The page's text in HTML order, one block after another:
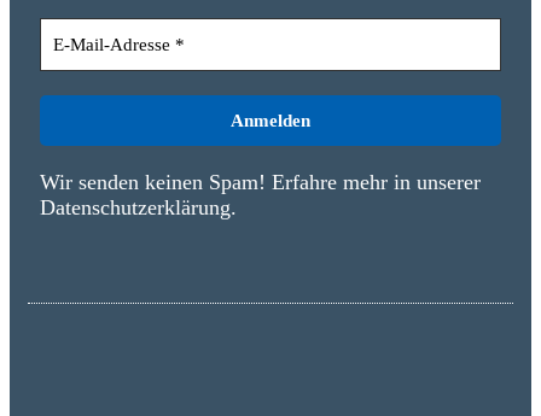
Wir senden keinen Spam! Erfahre mehr in unserer
Datenschutzerklärung.